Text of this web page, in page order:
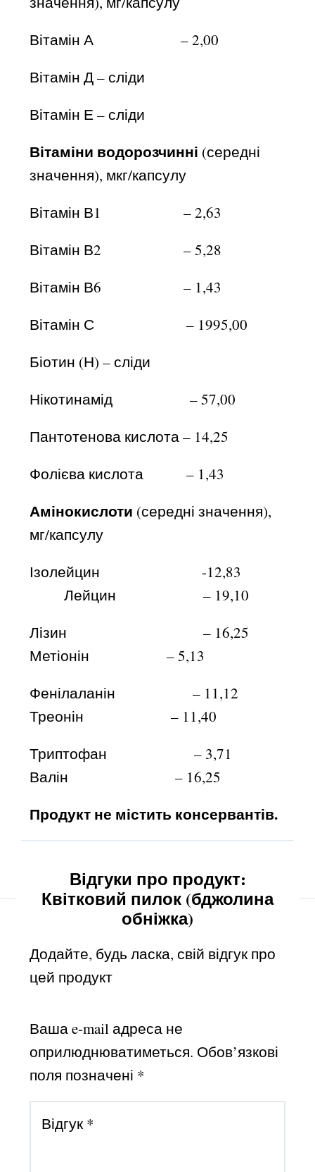
Вітамін А – 2,00
Вітамін Д – сліди
Вітамін Е – сліди
Вітаміни водорозчинні (середні
значення), мкг/капсулу
Вітамін В1 – 2,63
Вітамін В2 – 5,28
Вітамін В6 – 1,43
Вітамін С – 1995,00
Біотин (Н) – сліди
Нікотинамід – 57,00
Пантотенова кислота – 14,25
Фолієва кислота – 1,43
Амінокислоти (середні значення),
мг/капсулу
Ізолейцин -12,83
Лейцин – 19,10
Лізин – 16,25
Метіонін – 5,13
Фенілаланін – 11,12
Треонін – 11,40
Триптофан – 3,71
Валін – 16,25
Продукт не містить консервантів.
Відгуки про продукт:
Квітковий пилок (бджолина
обніжка)
Додайте, будь ласка, свій відгук про
цей продукт
Ваша e-mail адреса не
оприлюднюватиметься. Обов’язкові
поля позначені *